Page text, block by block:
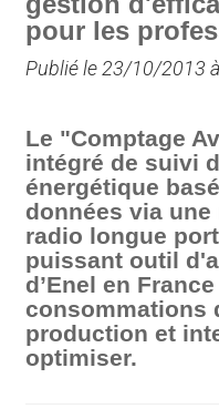
pour les
Publié le 23/10/2013
Le "Comptage
intégré de suivi
énergétique
données via
radio longue
puissant outil
d’Enel en
consommations
production et
optimiser.